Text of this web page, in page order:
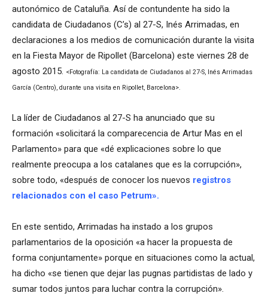
autonómico de Cataluña. Así de contundente ha sido la
candidata de Ciudadanos (C’s) al 27-S, Inés Arrimadas, en
declaraciones a los medios de comunicación durante la visita
en la Fiesta Mayor de Ripollet (Barcelona) este viernes 28 de
agosto 2015. <Fotografía: La candidata de Ciudadanos al 27-S, Inés Arrimadas
García (Centro), durante una visita en Ripollet, Barcelona>.
La líder de Ciudadanos al 27-S ha anunciado que su
formación «solicitará la comparecencia de Artur Mas en el
Parlamento» para que «dé explicaciones sobre lo que
realmente preocupa a los catalanes que es la corrupción»,
sobre todo, «después de conocer los nuevos registros
relacionados con el caso Petrum».
En este sentido, Arrimadas ha instado a los grupos
parlamentarios de la oposición «a hacer la propuesta de
forma conjuntamente» porque en situaciones como la actual,
ha dicho «se tienen que dejar las pugnas partidistas de lado y
sumar todos juntos para luchar contra la corrupción».